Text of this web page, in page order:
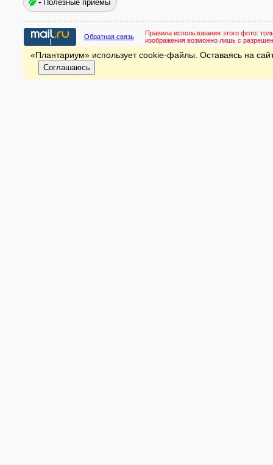
Полезные приёмы
Обратная связь Правила использования этого фото:
изображения возможно лишь с
«Плантариум» использует cookie-файлы. Оставаясь на
Соглашаюсь